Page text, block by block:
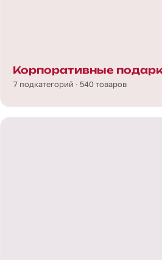
Корпоративные
7 подкатегорий · 540 товаров